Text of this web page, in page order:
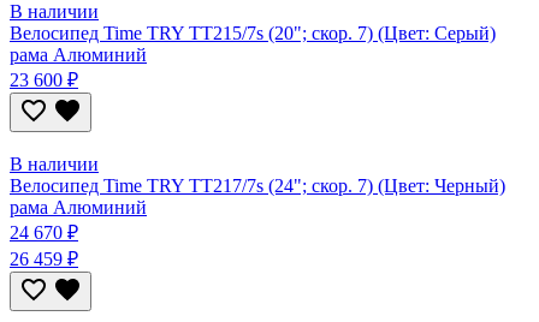
В наличии
Велосипед Time TRY TT215/7s (20"; скор. 7) (Цвет: Серый)
рама Алюминий
23 600 ₽
В наличии
Велосипед Time TRY TT217/7s (24"; скор. 7) (Цвет: Черный)
рама Алюминий
24 670 ₽
26 459 ₽